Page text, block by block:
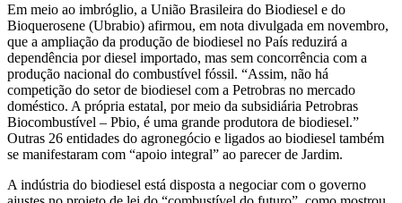
Em meio ao imbróglio, a União Brasileira do Biodiesel e do
Bioquerosene (Ubrabio) afirmou, em nota divulgada em novembro,
que a ampliação da produção de biodiesel no País reduzirá a
dependência por diesel importado, mas sem concorrência com a
produção nacional do combustível fóssil. “Assim, não há
competição do setor de biodiesel com a Petrobras no mercado
doméstico. A própria estatal, por meio da subsidiária Petrobras
Biocombustível – Pbio, é uma grande produtora de biodiesel.”
Outras 26 entidades do agronegócio e ligados ao biodiesel também
se manifestaram com “apoio integral” ao parecer de Jardim.
A indústria do biodiesel está disposta a negociar com o governo